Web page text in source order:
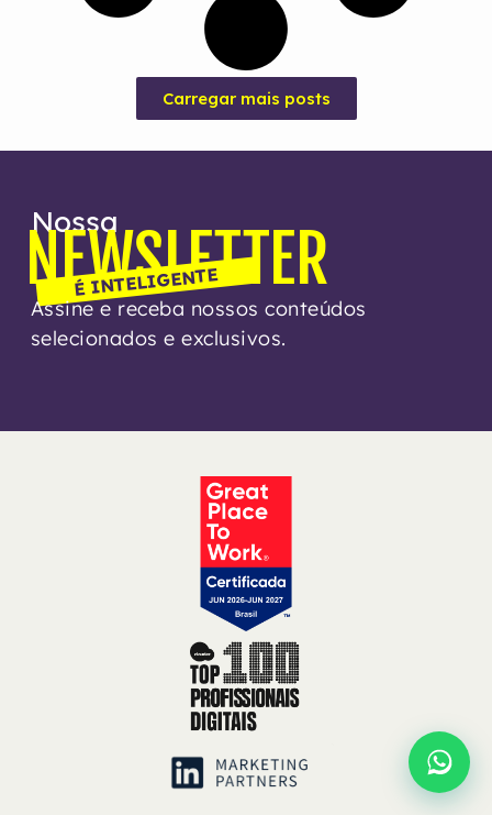
Carregar mais posts
Nossa
NEWSLETTER
É INTELIGENTE
Assine e receba nossos conteúdos
selecionados e exclusivos.